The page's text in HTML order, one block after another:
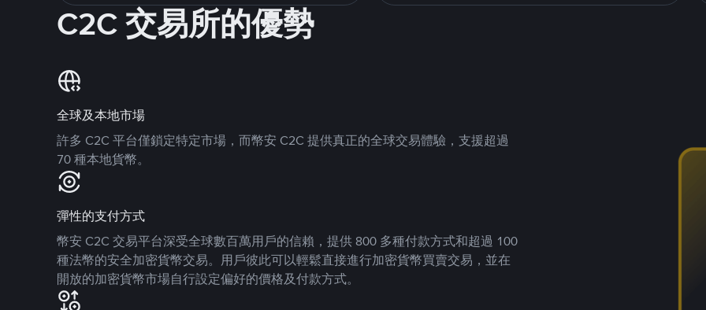
C2C 交易所的優勢
全球及本地市場
許多 C2C 平台僅鎖定特定市場，而幣安 C2C 提供真正的全球交易體驗，支援超過
70 種本地貨幣。
彈性的支付方式
幣安 C2C 交易平台深受全球數百萬用戶的信賴，提供 800 多種付款方式和超過 100
種法幣的安全加密貨幣交易。用戶彼此可以輕鬆直接進行加密貨幣買賣交易，並在
開放的加密貨幣市場自行設定偏好的價格及付款方式。